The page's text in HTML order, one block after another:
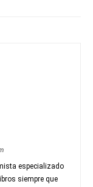
especializado
siempre que